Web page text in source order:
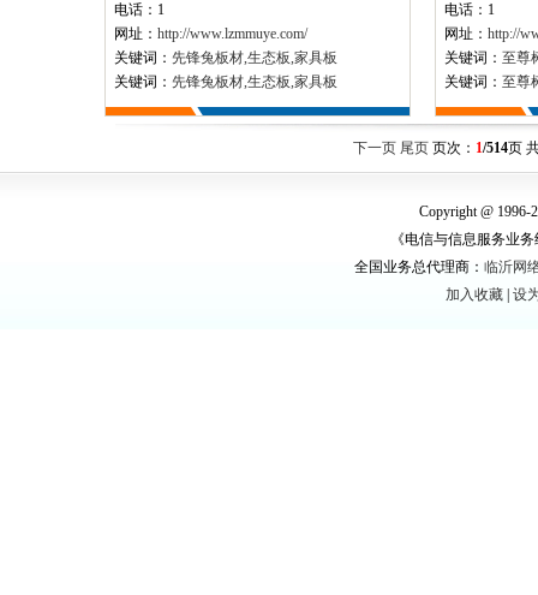
电话：1
网址： http://www.lzmmuye.com/
关键词： 先锋兔板材,生态板,家具板
关键词： 先锋兔板材,生态板,家具板
电话：1
网址： http://
关键词： 至尊
关键词： 至尊
下一页 尾页页次： 1/514页
Copyright @ 1996-
《电信与信息服务业
全国业务总代理商： 临沂网
加入收藏| 设